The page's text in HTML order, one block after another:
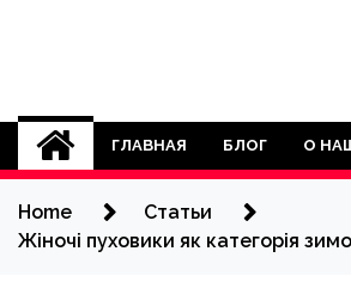
lado.kh.ua
ГЛАВНАЯ БЛОГ О
Home
Статьи
Жіночі пуховики як категорія